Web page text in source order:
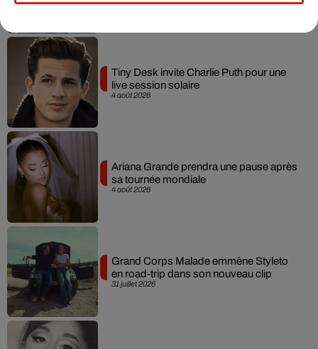
4 août 2026
Tiny Desk invite Charlie Puth pour une
live session solaire
4 août 2026
Ariana Grande prendra une pause après
sa tournée mondiale
31 juillet 2026
Grand Corps Malade emmène Styleto
en road-trip dans son nouveau clip